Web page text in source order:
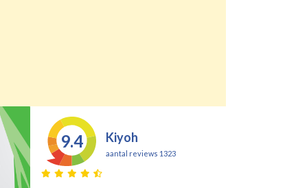
9.4 Kiyoh
aantal reviews 1323